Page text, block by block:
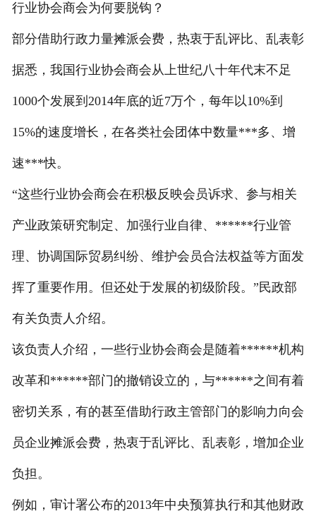
行业协会商会为何要脱钩？
部分借助行政力量摊派会费，热衷于乱评比、乱表彰
据悉，我国行业协会商会从上世纪八十年代末不足
1000个发展到2014年底的近7万个，每年以10%到
15%的速度增长，在各类社会团体中数量***多、增
速***快。
“这些行业协会商会在积极反映会员诉求、参与相关
产业政策研究制定、加强行业自律、******行业管
理、协调国际贸易纠纷、维护会员合法权益等方面发
挥了重要作用。但还处于发展的初级阶段。”民政部
有关负责人介绍。
该负责人介绍，一些行业协会商会是随着******机构
改革和******部门的撤销设立的，与******之间有着
密切关系，有的甚至借助行政主管部门的影响力向会
员企业摊派会费，热衷于乱评比、乱表彰，增加企业
负担。
例如，审计署公布的2013年中央预算执行和其他财政